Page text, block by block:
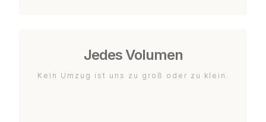
Jedes Volumen
Kein Umzug ist uns zu groß oder zu klein.